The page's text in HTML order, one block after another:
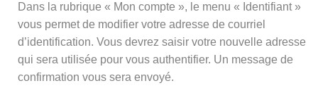
Dans la rubrique « Mon compte », le menu « Identifiant »
vous permet de modifier votre adresse de courriel
d’identification. Vous devrez saisir votre nouvelle adresse
qui sera utilisée pour vous authentifier. Un message de
confirmation vous sera envoyé.